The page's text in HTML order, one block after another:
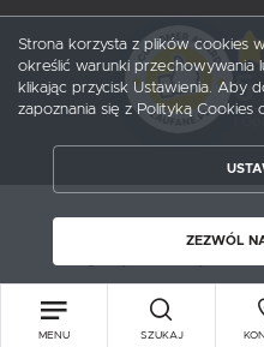
5
Copyright
MENU SZUKAJ
Strona korzysta z plików cookies
określić warunki
klikając przycisk Ustawienia. Aby
zapoznania się z Polityką Cookies
ZEZWÓL